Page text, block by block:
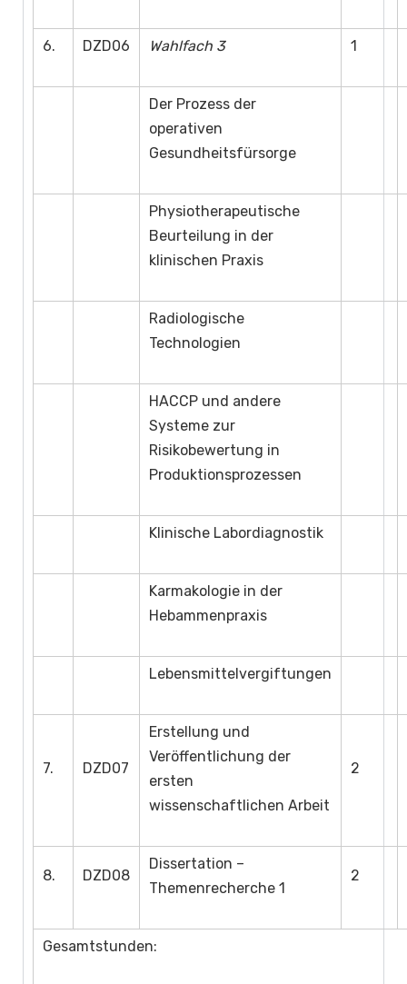
6. DZD06 Wahlfach 3 1
Der Prozess der
operativen
Gesundheitsfürsorge
Physiotherapeutische
Beurteilung in der
klinischen Praxis
Radiologische
Technologien
HACCP und andere
Systeme zur
Risikobewertung in
Produktionsprozessen
Klinische Labordiagnostik
Karmakologie in der
Hebammenpraxis
Lebensmittelvergiftungen
7. DZD07
Erstellung und
Veröffentlichung der
ersten
wissenschaftlichen Arbeit
2
8. DZD08
Dissertation –
Themenrecherche 1
2
Gesamtstunden: